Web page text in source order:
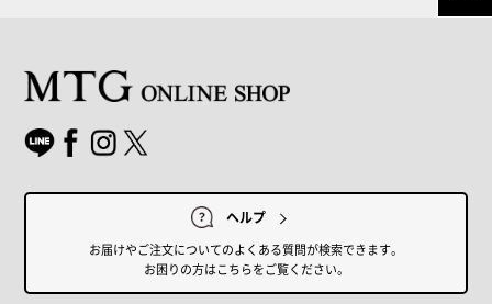
ヘルプ
お届けやご注文についてのよくある質問が検索できます。
お困りの方はこちらをご覧ください。